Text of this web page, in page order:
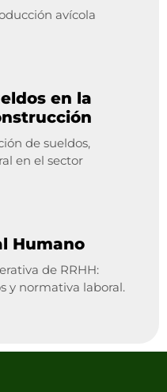
avícola
en la
de sueldos,
en el sector
Humano
de RRHH:
y normativa laboral.